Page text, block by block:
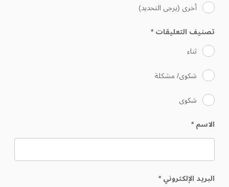
أخرى (يرجى التحديد)
تصنيف التعليقات*
ثناء
شكوى/ مشكلة
شكوى
الاسم*
البريد الإلكتروني*